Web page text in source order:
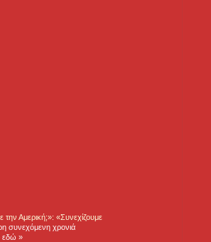
Αμερική;»: «Συνεχίζουμε
συνεχόμενη χρονιά
εδώ »